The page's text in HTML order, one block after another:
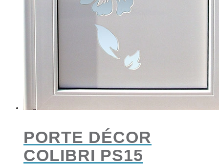
PORTE DÉCOR
COLIBRI PS15